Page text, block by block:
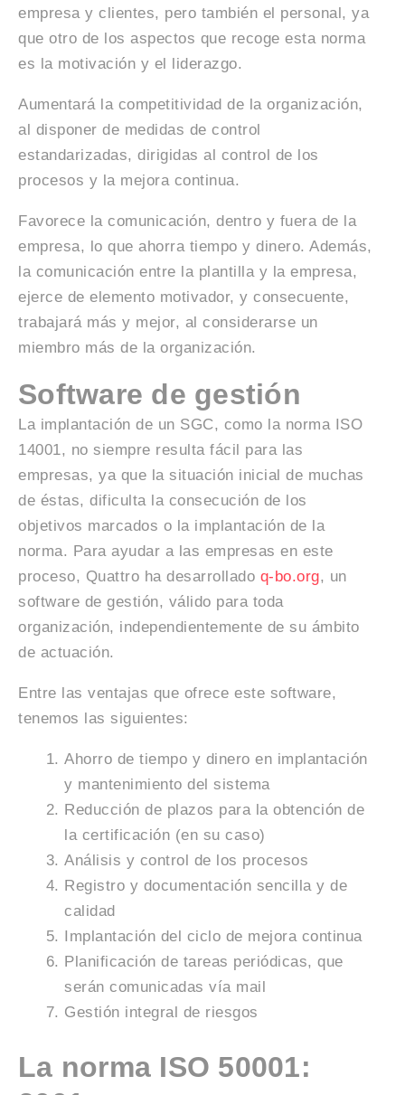
empresa y clientes, pero también el personal, ya
que otro de los aspectos que recoge esta norma
es la motivación y el liderazgo.
Aumentará la competitividad de la organización,
al disponer de medidas de control
estandarizadas, dirigidas al control de los
procesos y la mejora continua.
Favorece la comunicación, dentro y fuera de la
empresa, lo que ahorra tiempo y dinero. Además,
la comunicación entre la plantilla y la empresa,
ejerce de elemento motivador, y consecuente,
trabajará más y mejor, al considerarse un
miembro más de la organización.
Software de gestión
La implantación de un SGC, como la norma ISO
14001, no siempre resulta fácil para las
empresas, ya que la situación inicial de muchas
de éstas, dificulta la consecución de los
objetivos marcados o la implantación de la
norma. Para ayudar a las empresas en este
proceso, Quattro ha desarrollado q-bo.org, un
software de gestión, válido para toda
organización, independientemente de su ámbito
de actuación.
Entre las ventajas que ofrece este software,
tenemos las siguientes:
Ahorro de tiempo y dinero en implantación
y mantenimiento del sistema
Reducción de plazos para la obtención de
la certificación (en su caso)
Análisis y control de los procesos
Registro y documentación sencilla y de
calidad
Implantación del ciclo de mejora continua
Planificación de tareas periódicas, que
serán comunicadas vía mail
Gestión integral de riesgos
La norma ISO 50001: